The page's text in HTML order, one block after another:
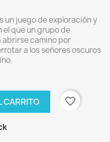
un juego de exploración y
el que un grupo de
camino por
a los señores oscuros
CARRITO favorite_border